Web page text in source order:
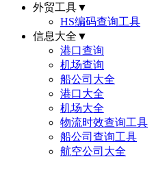
外贸工具▼
HS编码查询工具
信息大全 ▼
港口查询
机场查询
船公司大全
港口大全
机场大全
物流时效查询工具
船公司查询工具
航空公司大全